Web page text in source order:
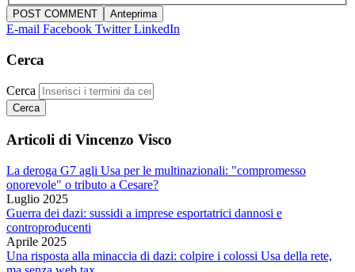
E-mail Facebook TwitterLinkedIn
Cerca
Cerca
Articoli di Vincenzo Visco
La deroga G7 agli Usa per le multinazionali: "compromesso
onorevole" o tributo a Cesare?
Luglio 2025
Guerra dei dazi: sussidi a imprese esportatrici dannosi e
controproducenti
Aprile 2025
Una risposta alla minaccia di dazi: colpire i colossi Usa della rete,